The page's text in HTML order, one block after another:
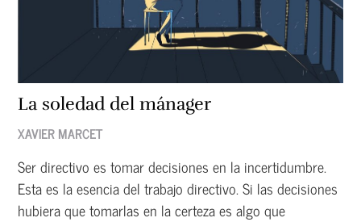
La soledad del mánager
XAVIER MARCET
Ser directivo es tomar decisiones en la incertidumbre.
Esta es la esencia del trabajo directivo. Si las decisiones
hubiera que tomarlas en la certeza es algo que